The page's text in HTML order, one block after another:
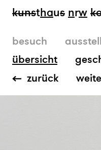
kunsthaus nrw k
besuch
übersicht
zurück